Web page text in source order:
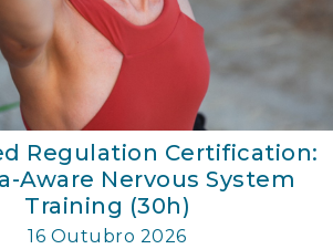
Regulation Certification:
Aware Nervous System
Training (30h)
16 Outubro 2026